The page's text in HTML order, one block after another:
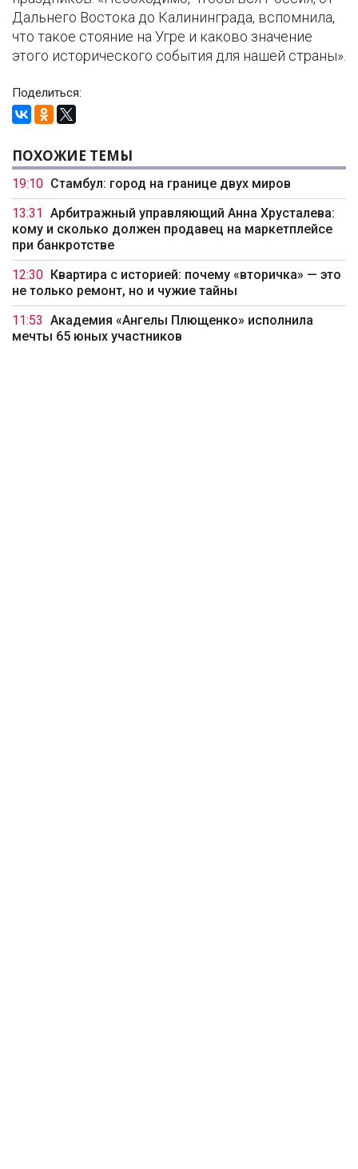
Дальнего Востока до Калининграда, вспомнила,
что такое стояние на Угре и каково значение
этого исторического события для нашей страны».
Поделиться:
ПОХОЖИЕ ТЕМЫ
19:10 Стамбул: город на границе двух миров
13:31
Арбитражный управляющий Анна Хрусталева:
кому и сколько должен продавец на маркетплейсе
при банкротстве
12:30
Квартира с историей: почему «вторичка» — это
не только ремонт, но и чужие тайны
11:53 Академия «Ангелы Плющенко» исполнила
мечты 65 юных участников